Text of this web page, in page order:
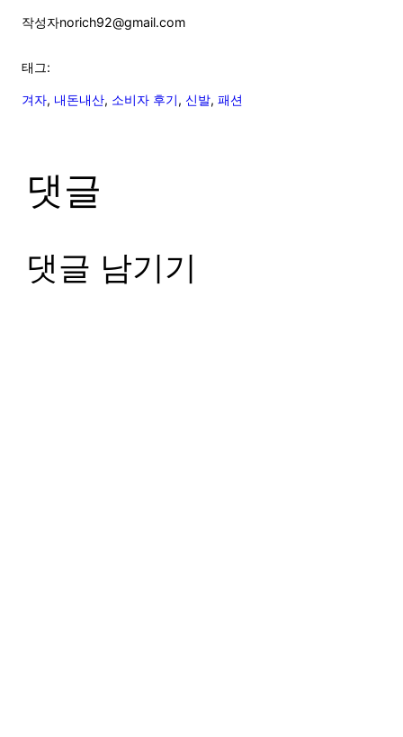
작성자norich92@gmail.com
태그:
겨자, 내돈내산, 소비자 후기, 신발, 패션
댓글
댓글 남기기